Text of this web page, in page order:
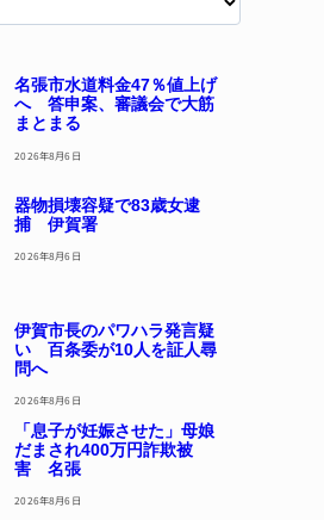
名張市水道料金47％値上げ
へ 答申案、審議会で大筋
まとまる
2026年8月6日
器物損壊容疑で83歳女逮
捕 伊賀署
2026年8月6日
伊賀市長のパワハラ発言疑
い 百条委が10人を証人尋
問へ
2026年8月6日
「息子が妊娠させた」母娘
だまされ400万円詐欺被
害 名張
2026年8月6日